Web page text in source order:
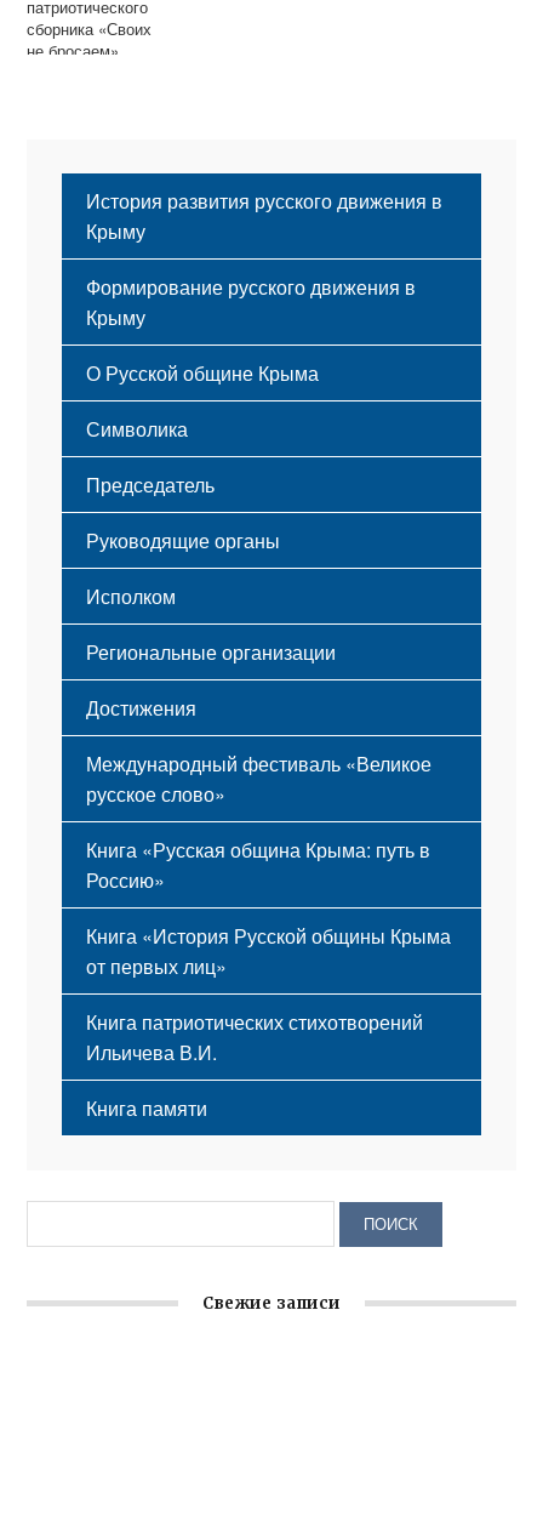
патриотического
сборника «Своих
не бросаем»
История развития русского движения в
Крыму
Формирование русского движения в
Крыму
Русский Крым
О Русской общине Крыма
Этапы становления
Принципы деятельности
Структура
Мероприятия
Символика
Флаг
Герб
Гимн
Председатель
Руководящие органы
Исполком
Региональные организации
Достижения
Международный фестиваль «Великое
русское слово»
Книга «Русская община Крыма: путь в
Россию»
Книга «История Русской общины Крыма
от первых лиц»
Книга патриотических стихотворений
Ильичева В.И.
Книга памяти
Свежие записи